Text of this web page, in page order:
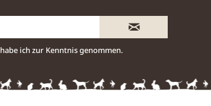
habe ich zur Kenntnis genommen.